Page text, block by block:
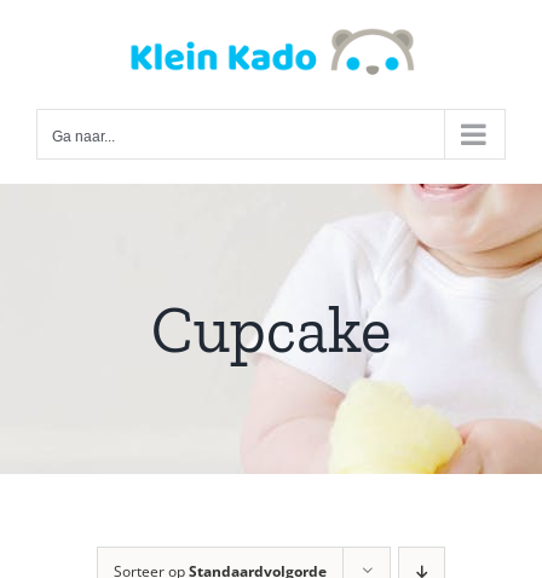
Ga naar...
Cupcake
Sorteer opStandaardvolgorde